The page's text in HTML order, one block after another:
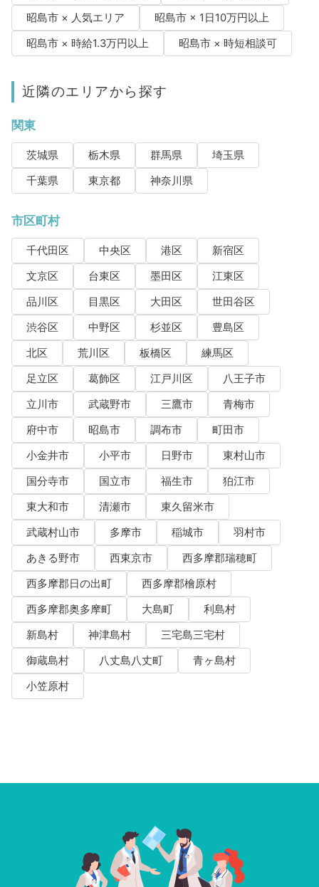
昭島市 × 人気エリア
昭島市 × 1日10万円以上
昭島市 × 時給1.3万円以上
昭島市 × 時短相談可
近隣のエリアから探す
関東
茨城県 栃木県 群馬県
埼玉県
千葉県
東京都 神奈川県
市区町村
千代田区 中央区 港区
新宿区
文京区
台東区 墨田区
江東区
品川区
目黒区 大田区
世田谷区
渋谷区
中野区 杉並区
豊島区
北区
荒川区 板橋区
練馬区
足立区
葛飾区 江戸川区
八王子市
立川市
武蔵野市 三鷹市
青梅市
府中市
昭島市 調布市
町田市
小金井市
小平市 日野市
東村山市
国分寺市
国立市 福生市
狛江市
東大和市
清瀬市
東久留米市
武蔵村山市
多摩市 稲城市
羽村市
あきる野市
西東京市
西多摩郡瑞穂町
西多摩郡日の出町
西多摩郡檜原村
西多摩郡奥多摩町
大島町
利島村
新島村
神津島村
三宅島三宅村
御蔵島村
八丈島八丈町
青ヶ島村
小笠原村